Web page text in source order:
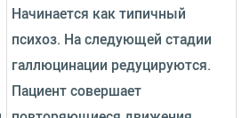
Начинается как типичный
психоз. На следующей стадии
галлюцинации редуцируются.
Пациент совершает